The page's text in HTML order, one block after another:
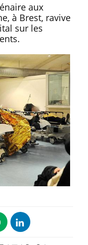
aux
à Brest, ravive
sur les